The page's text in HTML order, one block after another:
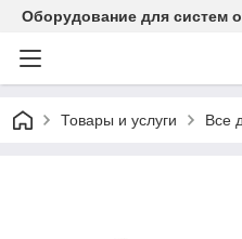
Оборудование для систем
Товары и услуги Все